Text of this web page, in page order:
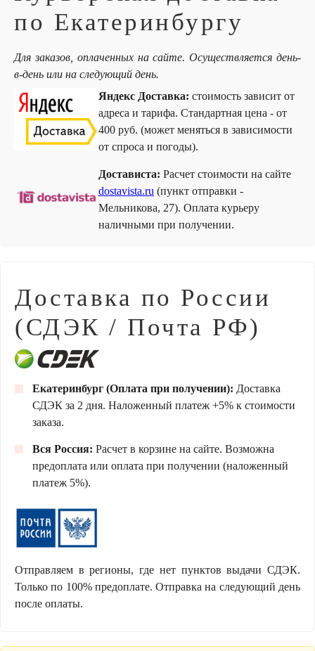
по Екатеринбургу
Для заказов, оплаченных на сайте. Осуществляется день-
в-день или на следующий день.
Яндекс Доставка: стоимость зависит от
адреса и тарифа. Стандартная цена - от
400 руб. (может меняться в зависимости
от спроса и погоды).
Достависта: Расчет стоимости на сайте
dostavista.ru (пункт отправки -
Мельникова, 27). Оплата курьеру
наличными при получении.
Доставка по России
(СДЭК / Почта РФ)
Екатеринбург (Оплата при получении): Доставка
СДЭК за 2 дня. Наложенный платеж +5% к стоимости
заказа.
Вся Россия: Расчет в корзине на сайте. Возможна
предоплата или оплата при получении (наложенный
платеж 5%).
Отправляем в регионы, где нет пунктов выдачи СДЭК.
Только по 100% предоплате. Отправка на следующий день
после оплаты.